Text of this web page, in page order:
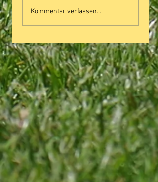
Kommentar verfassen...